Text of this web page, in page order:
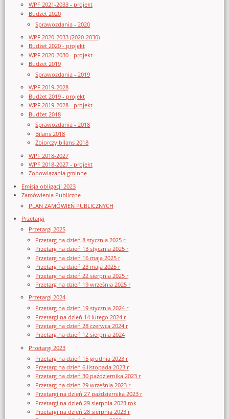
WPF 2021-2033 - projekt
Budżet 2020
Sprawozdania - 2020
WPF 2020-2033 (2020-2030)
Budżet 2020 - projekt
WPF 2020-2030 - projekt
Budżet 2019
Sprawozdania - 2019
WPF 2019-2028
Budżet 2019 - projekt
WPF 2019-2028 - projekt
Budżet 2018
Sprawozdania - 2018
Bilans 2018
Zbiorczy bilans 2018
WPF 2018-2027
WPF 2018-2027 - projekt
Zobowiązania gminne
Emisja obligacji 2023
Zamówienia Publiczne
PLAN ZAMÓWIEŃ PUBLICZNYCH
Przetargi
Przetargi 2025
Przetarg na dzień 8 stycznia 2025 r.
Przetarg na dzień 13 stycznia 2025 r
Przetarg na dzień 16 maja 2025 r
Przetarg na dzień 23 maja 2025 r
Przetarg na dzień 22 sierpnia 2025 r
Przetarg na dzień 19 września 2025 r
Przetargi 2024
Przetarg na dzień 19 stycznia 2024 r
Przetargi na dzień 14 lutego 2024 r
Przetarg na dzień 28 czerwca 2024 r
Przetarg na dzień 12 sierpnia 2024
Przetargi 2023
Przetarg na dzień 15 grudnia 2023 r
Przetarg na dzień 6 listopada 2023 r
Przetarg na dzień 30 października 2023 r
Przetarg na dzień 29 września 2023 r
Przetargi na dzień 27 października 2023 r
Przetargi na dzień 29 sierpnia 2023 rok
Przetargi na dzień 28 sierpnia 2023 r